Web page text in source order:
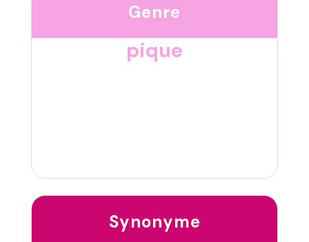
Genre
pique
Synonyme